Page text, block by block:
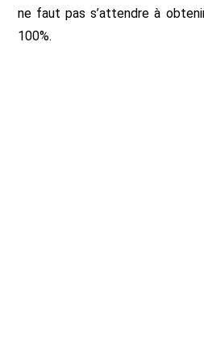
ne faut pas s’attendre à
100%.